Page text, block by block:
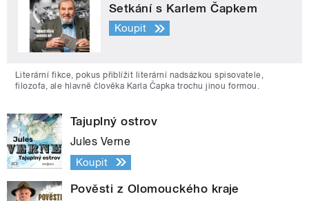
Setkání s Karlem Čapkem
Koupit
Literární fikce, pokus přiblížit literární nadsázkou spisovatele,
filozofa, ale hlavně člověka Karla Čapka trochu jinou formou.
Tajuplný ostrov
Jules Verne
Koupit
Pověsti z Olomouckého kraje